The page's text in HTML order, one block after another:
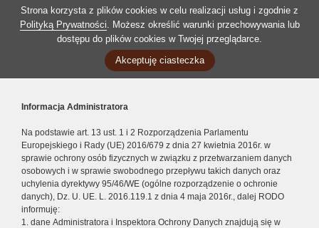
Strona korzysta z plików cookies w celu realizacji usług i zgodnie z
Polityką Prywatności. Możesz określić warunki przechowywania lub
dostępu do plików cookies w Twojej przeglądarce.
Akceptuję ciasteczka
Informacja Administratora
Na podstawie art. 13 ust. 1 i 2 Rozporządzenia Parlamentu
Europejskiego i Rady (UE) 2016/679 z dnia 27 kwietnia 2016r. w
sprawie ochrony osób fizycznych w związku z przetwarzaniem danych
osobowych i w sprawie swobodnego przepływu takich danych oraz
uchylenia dyrektywy 95/46/WE (ogólne rozporządzenie o ochronie
danych), Dz. U. UE. L. 2016.119.1 z dnia 4 maja 2016r., dalej RODO
informuję:
1. dane Administratora i Inspektora Ochrony Danych znajdują się w